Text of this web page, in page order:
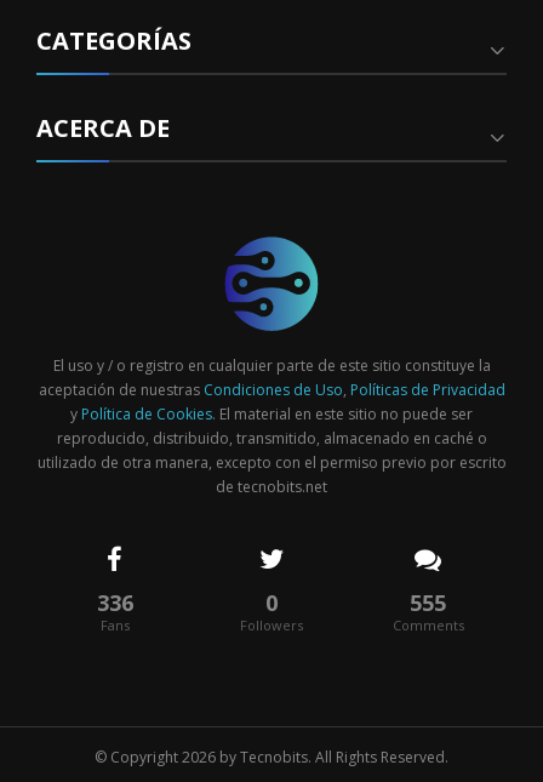
CATEGORÍAS
ACERCA DE
El uso y / o registro en cualquier parte de este sitio constituye la
aceptación de nuestras Condiciones de Uso, Políticas de Privacidad
y Política de Cookies. El material en este sitio no puede ser
reproducido, distribuido, transmitido, almacenado en caché o
utilizado de otra manera, excepto con el permiso previo por escrito
de tecnobits.net
336
Fans
0
Followers
555
Comments
© Copyright 2026 byTecnobits. All Rights Reserved.